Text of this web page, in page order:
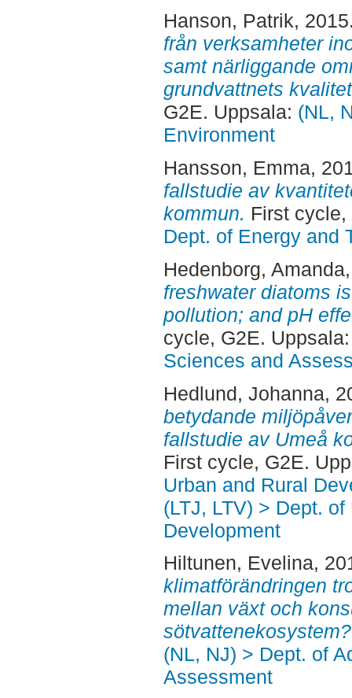
Hanson, Patrik,
från verksamheter
samt närliggande
grundvattnets
G2E. Uppsala: (NL,
Environment
Hansson, Emma,
fallstudie av
kommun. First
Dept. of Energy and
Hedenborg, Amanda
freshwater diatoms
pollution; and pH
cycle, G2E.
Sciences and
Hedlund, Johanna,
betydande
fallstudie av Umeå
First cycle, G2E.
Urban and Rural
(LTJ, LTV) > Dept.
Development
Hiltunen, Evelina,
klimatförändringen
mellan växt och
(NL, NJ) > Dept. of
Assessment